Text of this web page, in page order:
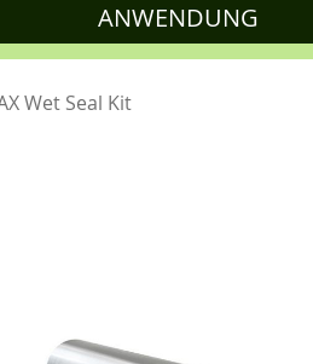
ANWENDUNG
Wet Seal Kit